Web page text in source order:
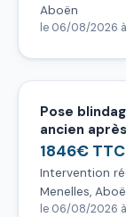
Aboën
le 06/08/2026 à
Pose
ancien
1846€ TTC
Intervention
Menelles,
le 06/08/2026 à